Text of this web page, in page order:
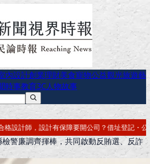
內設計創業理財美食寵物公益觀光旅遊藝
時事教育3C人物故事
記・公司設立・工商登記一次辦好記帳報稅・
檢警廉調齊揮棒，共同啟動反賄選、反詐